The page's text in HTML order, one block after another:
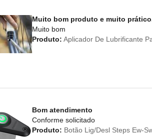
Muito bom produto e muito
Muito bom
Produto: Aplicador De Lubrificante
Bom atendimento
Conforme solicitado
Produto: Botão Lig/Desl Steps Ew-